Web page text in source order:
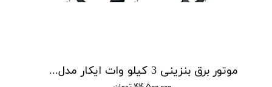
موتور برق بنزینی 3 کیلو وات ایکار مدل EICAR IC3E